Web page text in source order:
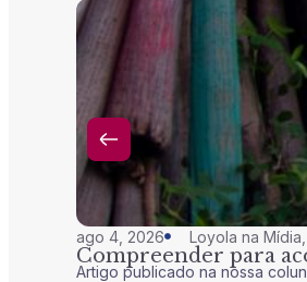
ago 4, 2026 Loyola na Mídia
Compreender para
Artigo publicado na nossa